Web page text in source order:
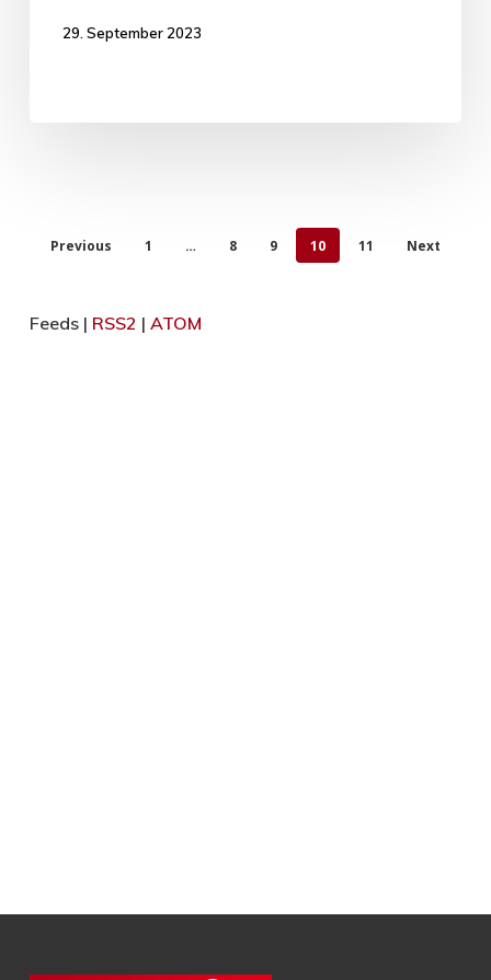
29. September 2023
Previous 1 … 8 9 10 11 Next
Feeds | RSS2 | ATOM